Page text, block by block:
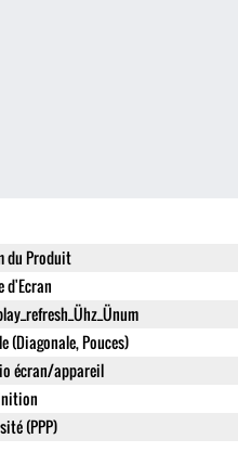
du Produit
d'Ecran
(Diagonale, Pouces)
écran/appareil
(PPP)